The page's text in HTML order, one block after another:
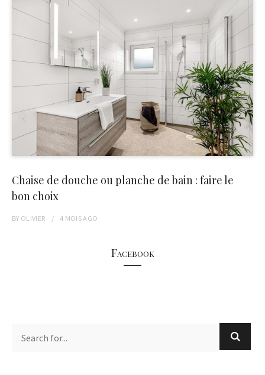
Chaise de douche ou planche de bain : faire le
bon choix
BY OLIVIER 4 MOISAGO
Facebook